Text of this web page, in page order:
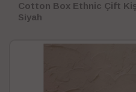
Cotton Box Ethnic Çift
Siyah